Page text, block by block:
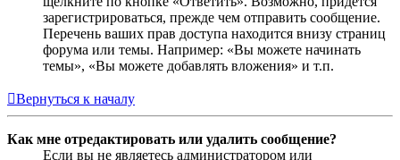
зарегистрироваться, прежде чем отправить сообщение.
Перечень ваших прав доступа находится внизу страниц
форума или темы. Например: «Вы можете начинать
темы», «Вы можете добавлять вложения» и т.п.
Вернуться к началу
Как мне отредактировать или удалить сообщение?
Если вы не являетесь администратором или